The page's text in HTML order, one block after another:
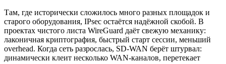
Там, где исторически сложилось много разных площадок и
старого оборудования, IPsec остаётся надёжной скобой. В
проектах чистого листа WireGuard даёт свежую механику:
лаконичная криптография, быстрый старт сессии, меньший
overhead. Когда сеть разрослась, SD-WAN берёт штурвал:
динамически клеит несколько WAN-каналов, перетекает